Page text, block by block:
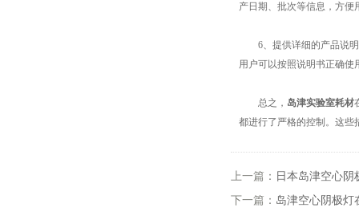
产日期、批次等信息，方便
6、提供详细的产品说明
用户可以按照说明书正确使
总之， 岛津实验室耗材
都进行了严格的控制。这些
上一篇： 日本岛津空心
下一篇： 岛津空心阴极灯